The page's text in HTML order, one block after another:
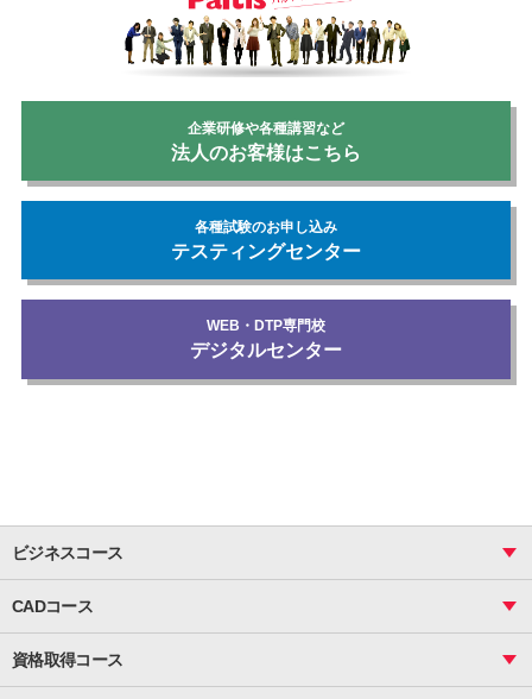
企業研修や各種講習など
法人のお客様はこちら
各種試験のお申し込み
テスティングセンター
WEB・DTP専門校
デジタルセンター
ビジネスコース
関数
ピボットテーブル
CADコース
図面作成（基礎）
図面作成（応用）
資格取得コース